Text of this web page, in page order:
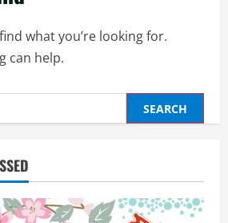
what you’re looking for.
can help.